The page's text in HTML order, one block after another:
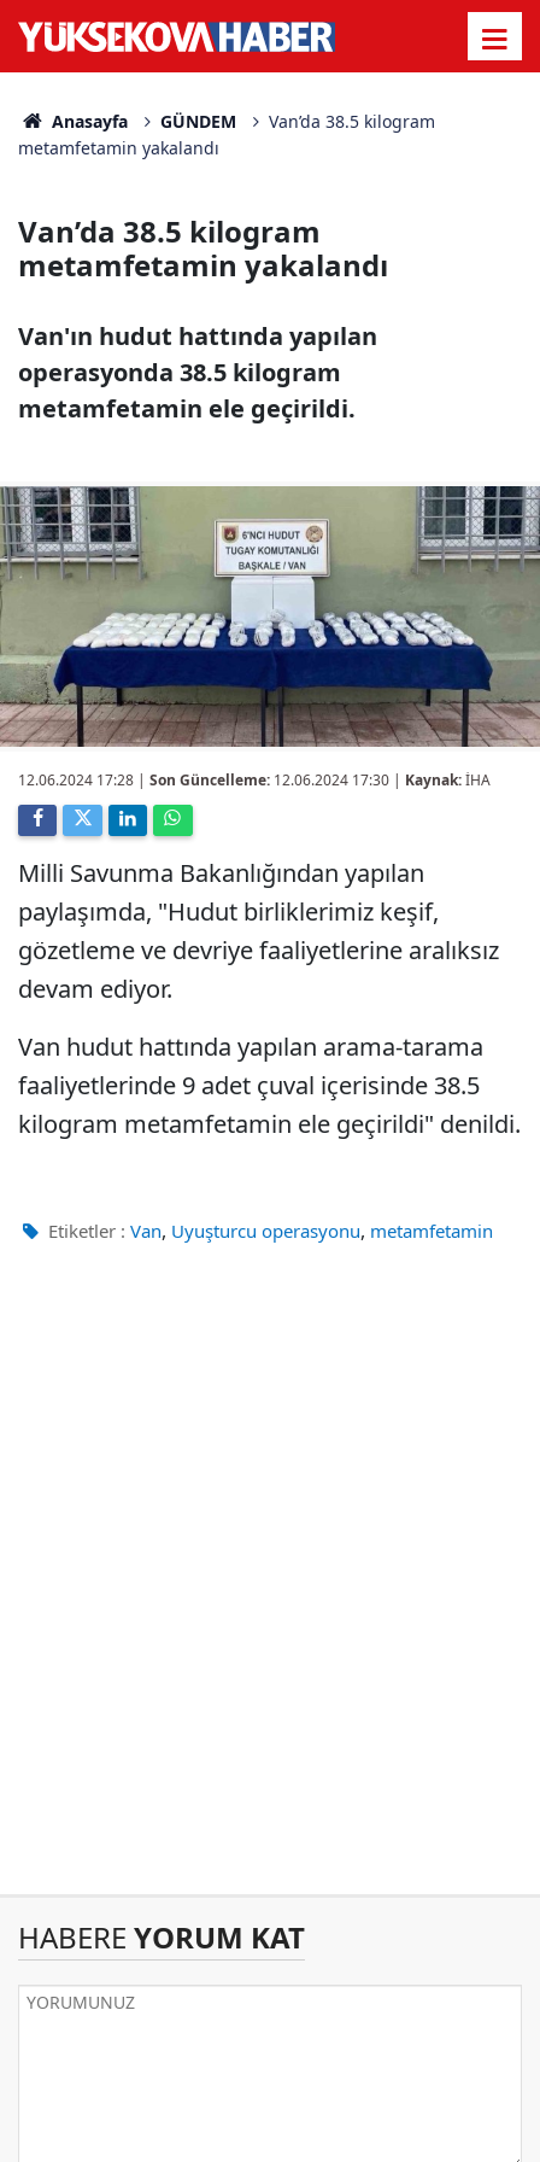
Anasayfa GÜNDEM
Van’da 38.5 kilogram
metamfetamin yakalandı
Van’da 38.5 kilogram
metamfetamin yakalandı
Van'ın hudut hattında yapılan
operasyonda 38.5 kilogram
metamfetamin ele geçirildi.
12.06.2024 17:28 | Son Güncelleme: 12.06.2024 17:30 | Kaynak:İHA
Milli Savunma Bakanlığından yapılan
paylaşımda, "Hudut birliklerimiz keşif,
gözetleme ve devriye faaliyetlerine aralıksız
devam ediyor.
Van hudut hattında yapılan arama-tarama
faaliyetlerinde 9 adet çuval içerisinde 38.5
kilogram metamfetamin ele geçirildi" denildi.
Etiketler : Van, Uyuşturcu operasyonu, metamfetamin
HABERE YORUM KAT